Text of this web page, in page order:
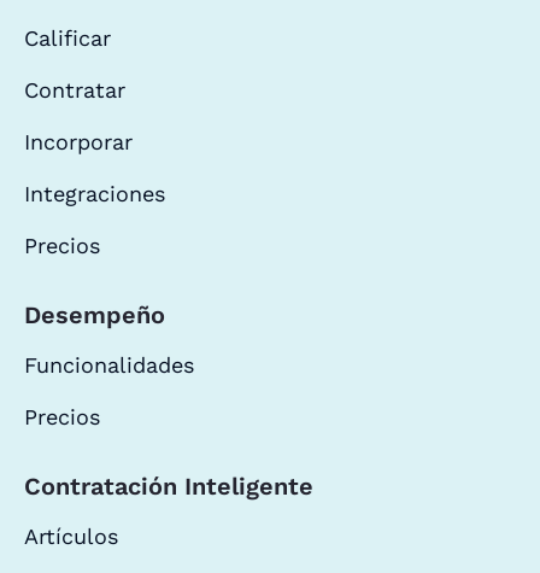
Calificar
Contratar
Incorporar
Integraciones
Precios
Desempeño
Funcionalidades
Precios
Contratación Inteligente
Artículos